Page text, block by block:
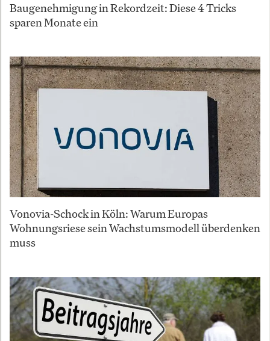
Baugenehmigung in Rekordzeit: Diese 4 Tricks
sparen Monate ein
Vonovia-Schock in Köln: Warum Europas
Wohnungsriese sein Wachstumsmodell überdenken
muss